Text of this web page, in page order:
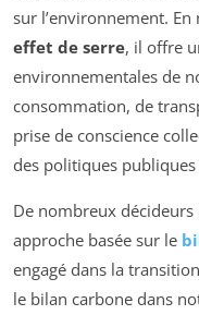
sur l’environnement. En
effet de serre, il offre
environnementales de
consommation, de
prise de conscience
des politiques publiques
De nombreux décideurs
approche basée sur le
engagé dans la
le bilan carbone dans